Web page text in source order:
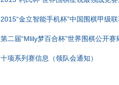
2015“金立智能手机杯”中国围棋甲级
第二届“Mlily梦百合杯”世界围棋公开赛
十项系列赛信息（领队会通知）